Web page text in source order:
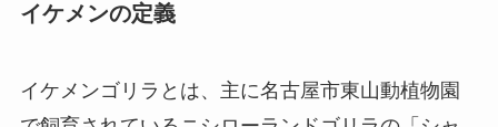
イケメンの定義
イケメンゴリラとは、主に名古屋市東山動植物園